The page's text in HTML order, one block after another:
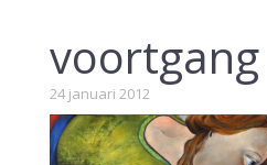
voortgang
24 januari 2012